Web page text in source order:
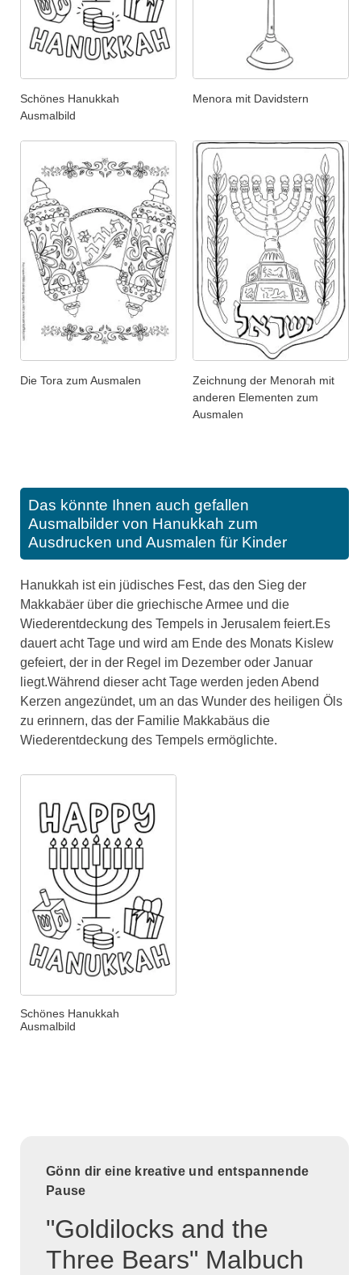
Schönes Hanukkah
Ausmalbild
Menora mit Davidstern
Die Tora zum Ausmalen
Zeichnung der Menorah mit
anderen Elementen zum
Ausmalen
Das könnte Ihnen auch gefallen
Ausmalbilder von Hanukkah zum
Ausdrucken und Ausmalen für Kinder
Hanukkah ist ein jüdisches Fest, das den Sieg der
Makkabäer über die griechische Armee und die
Wiederentdeckung des Tempels in Jerusalem feiert.Es
dauert acht Tage und wird am Ende des Monats Kislew
gefeiert, der in der Regel im Dezember oder Januar
liegt.Während dieser acht Tage werden jeden Abend
Kerzen angezündet, um an das Wunder des heiligen Öls
zu erinnern, das der Familie Makkabäus die
Wiederentdeckung des Tempels ermöglichte.
Schönes Hanukkah
Ausmalbild
Gönn dir eine kreative und entspannende
Pause
"Goldilocks and the
Three Bears" Malbuch